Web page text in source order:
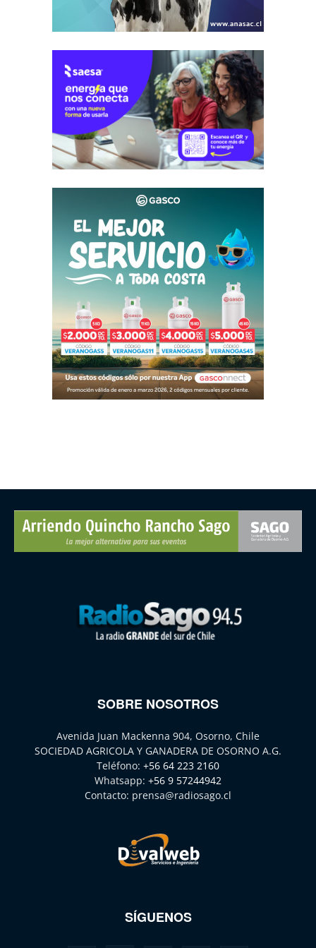
SOBRE NOSOTROS
Avenida Juan Mackenna 904, Osorno, Chile
SOCIEDAD AGRICOLA Y GANADERA DE OSORNO A.G.
Teléfono: +56 64 223 2160
Whatsapp: +56 9 57244942
Contacto: prensa@radiosago.cl
SÍGUENOS